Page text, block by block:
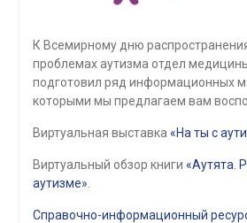
К Всемирному дню
проблемах аутизма отдел
подготовил ряд информационных
которыми мы предлагаем вам
Виртуальная выставка «На ты с
Виртуальный обзор книги «Аутята.
аутизме»
Справочно-информационный